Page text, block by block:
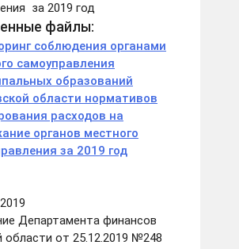
за 2019 год
файлы:
соблюдения органами
самоуправления
образований
области нормативов
расходов на
органов местного
за 2019 год
Департамента финансов
области от 25.12.2019 №248